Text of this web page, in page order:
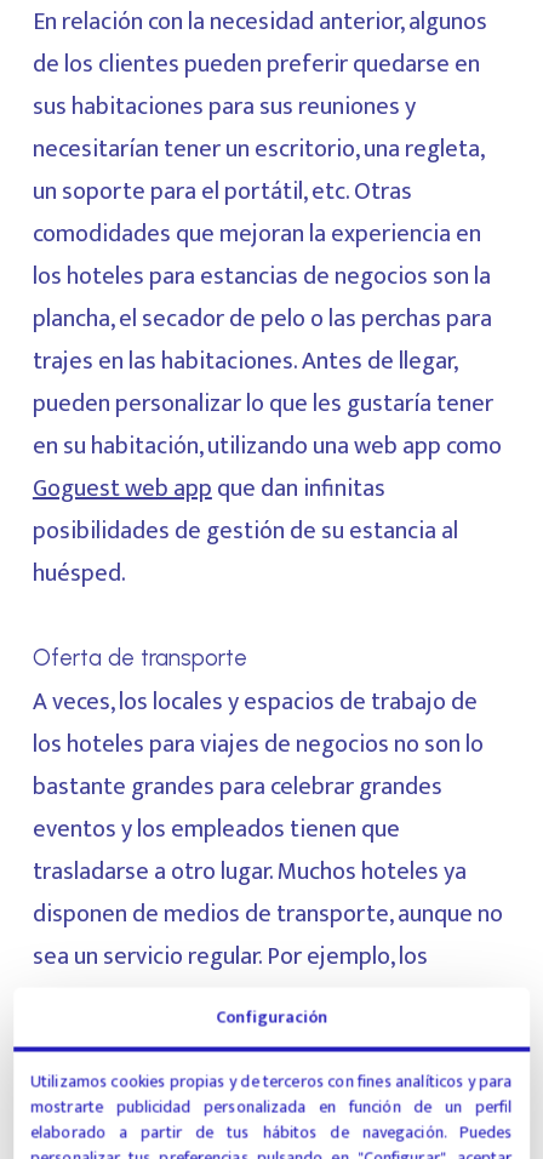
En relación con la necesidad anterior, algunos
de los clientes pueden preferir quedarse en
sus habitaciones para sus reuniones y
necesitarían tener un escritorio, una regleta,
un soporte para el portátil, etc. Otras
comodidades que mejoran la experiencia en
los hoteles para estancias de negocios son la
plancha, el secador de pelo o las perchas para
trajes en las habitaciones. Antes de llegar,
pueden personalizar lo que les gustaría tener
en su habitación, utilizando una web app como
Goguest web appque dan infinitas
posibilidades de gestión de su estancia al
huésped.
Oferta de transporte
A veces, los locales y espacios de trabajo de
los hoteles para viajes de negocios no son lo
bastante grandes para celebrar grandes
eventos y los empleados tienen que
trasladarse a otro lugar. Muchos hoteles ya
disponen de medios de transporte, aunque no
sea un servicio regular. Por ejemplo, los
huéspedes pueden utilizar la plataforma
digital para solicitar un servicio de lanzadera o
un coche que les lleve a otros lugares.
Configuración
Utilizamos cookies propias y de terceros con fines analíticos y para
mostrarte publicidad personalizada en función de un perfil
elaborado a partir de tus hábitos de navegación. Puedes